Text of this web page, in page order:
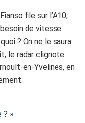
file sur l’A10,
de vitesse
? On ne le saura
le radar clignote :
en-Yvelines, en
? »